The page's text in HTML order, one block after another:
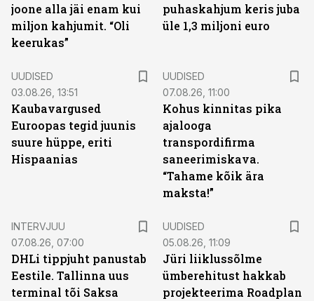
joone alla jäi enam kui
miljon kahjumit. “Oli
keerukas”
puhaskahjum keris juba
üle 1,3 miljoni euro
UUDISED
03.08.26, 13:51
Kaubavargused
Euroopas tegid juunis
suure hüppe, eriti
Hispaanias
UUDISED
07.08.26, 11:00
Kohus kinnitas pika
ajalooga
transpordifirma
saneerimiskava.
“Tahame kõik ära
maksta!”
INTERVJUU
07.08.26, 07:00
DHLi tippjuht panustab
Eestile. Tallinna uus
terminal tõi Saksa
UUDISED
05.08.26, 11:09
Jüri liiklussõlme
ümberehitust hakkab
projekteerima Roadplan